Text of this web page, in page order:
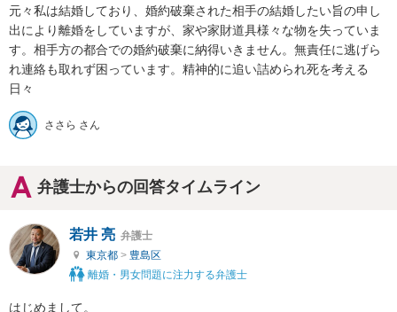
元々私は結婚しており、婚約破棄された相手の結婚したい旨の申し
出により離婚をしていますが、家や家財道具様々な物を失っていま
す。相手方の都合での婚約破棄に納得いきません。無責任に逃げら
れ連絡も取れず困っています。精神的に追い詰められ死を考える
日々
ささら さん
弁護士からの回答タイムライン
若井 亮 弁護士
東京都 > 豊島区
離婚・男女問題に注力する弁護士
はじめまして。